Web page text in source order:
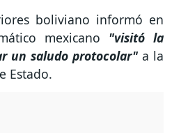
boliviano informó en
mexicano "visitó la
un saludo protocolar" a la
Estado.